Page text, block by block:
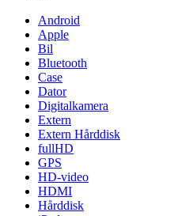
Android
Apple
Bil
Bluetooth
Case
Dator
Digitalkamera
Extern
Extern Hårddisk
fullHD
GPS
HD-video
HDMI
Hårddisk